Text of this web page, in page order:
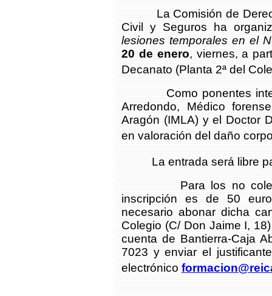
La Comisión de
Civil y Seguros ha
lesiones temporales en el
20 de enero, viernes, a
Decanato (Planta 2ª del
Como ponentes
Arredondo, Médico
Aragón (IMLA) y el Doctor
en valoración del daño
La entrada será libre
Para los no
inscripción es de 50
necesario abonar dicha
Colegio (C/ Don Jaime I,
cuenta de Bantierra-Caja
7023 y enviar el
electrónico